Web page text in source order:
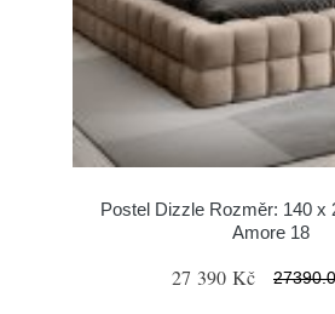
Postel Dizzle Rozměr: 140 x
Amore 18
27 390 Kč